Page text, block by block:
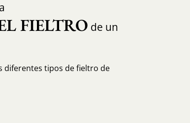
FIELTRO de un
diferentes tipos de fieltro de